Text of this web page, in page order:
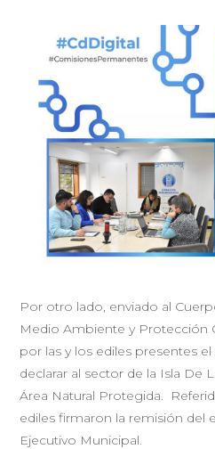
Por otro lado, enviado al
Medio Ambiente y Protección
por las y los ediles presentes
declarar al sector de la Isla De
Área Natural Protegida.
ediles firmaron la remisión del
Ejecutivo Municipal.